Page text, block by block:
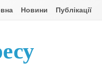
Новини Публікації